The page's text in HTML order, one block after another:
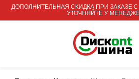
ДОПОЛНИТЕЛЬНАЯ СКИДКА ПРИ ЗАКАЗЕ
УТОЧНЯЙТЕ У